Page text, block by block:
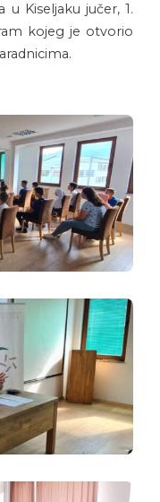
Kiseljaku jučer, 1.
kojeg je otvorio